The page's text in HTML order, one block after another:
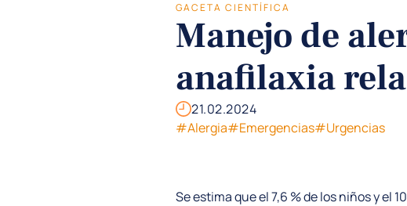
GACETA CIENTÍFICA
Manejo de
anafilaxia
21.02.2024
#Alergia#Emergencias#Urgencias
Se estima que el 7,6 % de los niños y el